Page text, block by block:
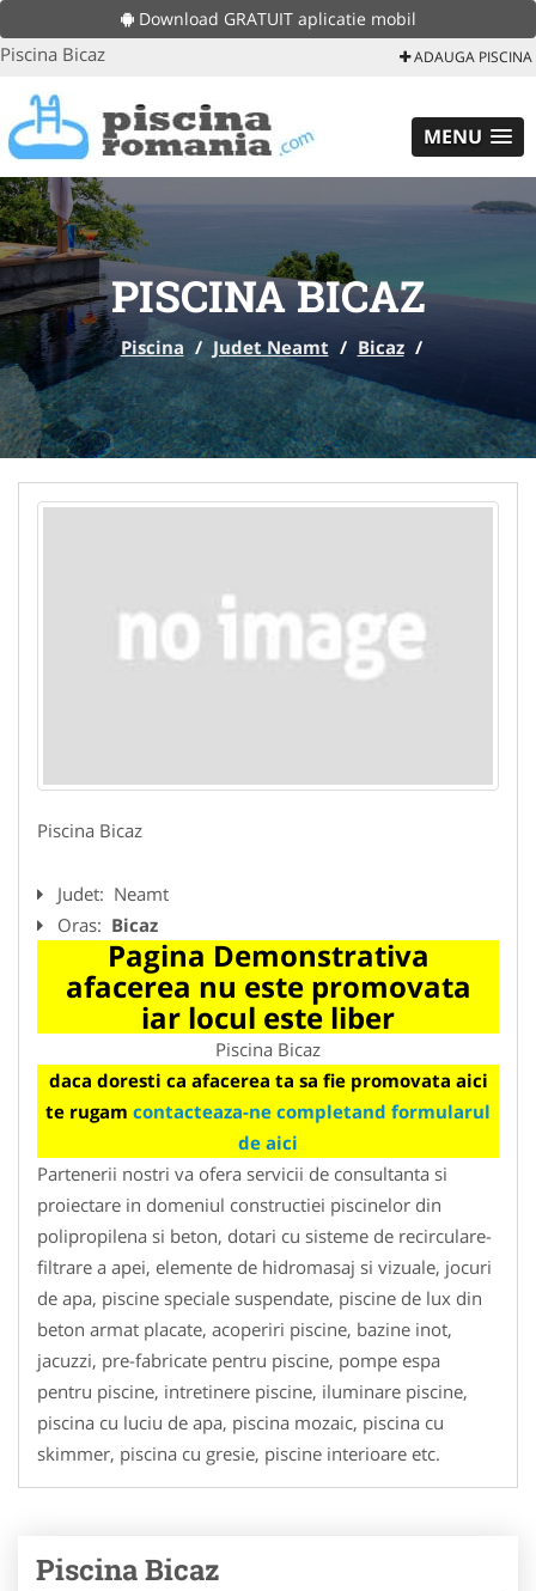
Download GRATUIT aplicatie mobil
Piscina Bicaz ADAUGA PISCINA
MENU
PISCINA BICAZ
Piscina / Judet Neamt / Bicaz /
Piscina Bicaz
Judet: Neamt
Oras: Bicaz
Pagina Demonstrativa
afacerea nu este promovata
iar locul este liber
Piscina Bicaz
daca doresti ca afacerea ta sa fie promovata aici
te rugam contacteaza-ne completand formularul
de aici
Partenerii nostri va ofera servicii de consultanta si
proiectare in domeniul constructiei piscinelor din
polipropilena si beton, dotari cu sisteme de recirculare-
filtrare a apei, elemente de hidromasaj si vizuale, jocuri
de apa, piscine speciale suspendate, piscine de lux din
beton armat placate, acoperiri piscine, bazine inot,
jacuzzi, pre-fabricate pentru piscine, pompe espa
pentru piscine, intretinere piscine, iluminare piscine,
piscina cu luciu de apa, piscina mozaic, piscina cu
skimmer, piscina cu gresie, piscine interioare etc.
Piscina Bicaz